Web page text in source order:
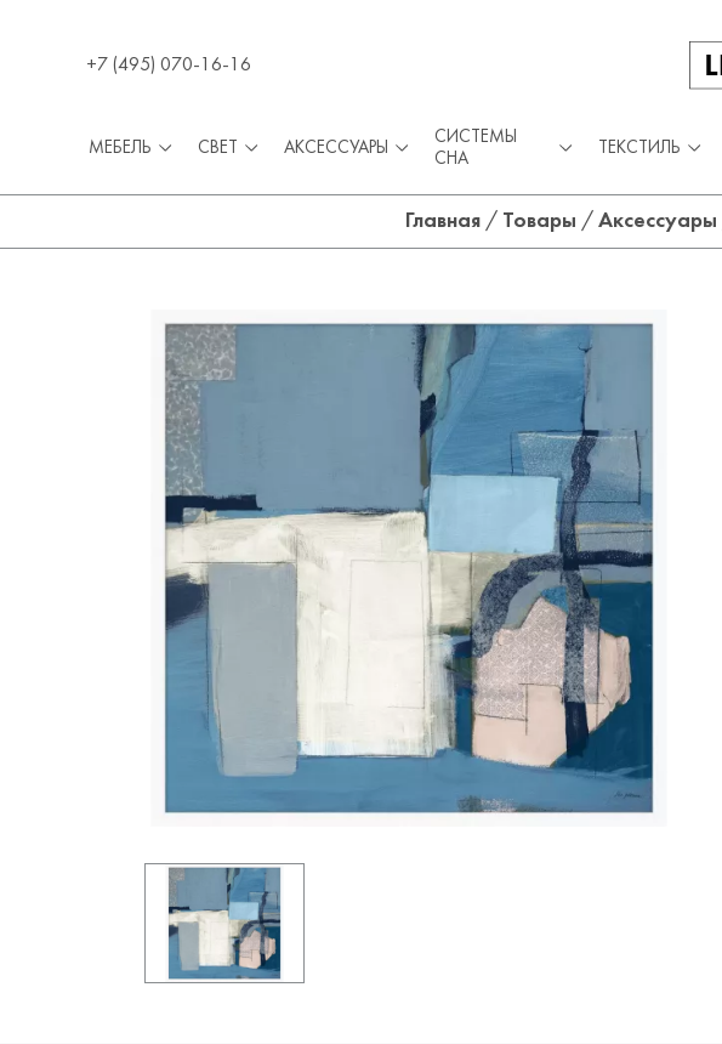
+7 (495) 070-16-16
МЕБЕЛЬ СВЕТ АКСЕССУАРЫ
СИСТЕМЫ
СНА
ТЕКСТИЛЬ
Главная/ Товары / Аксессуары